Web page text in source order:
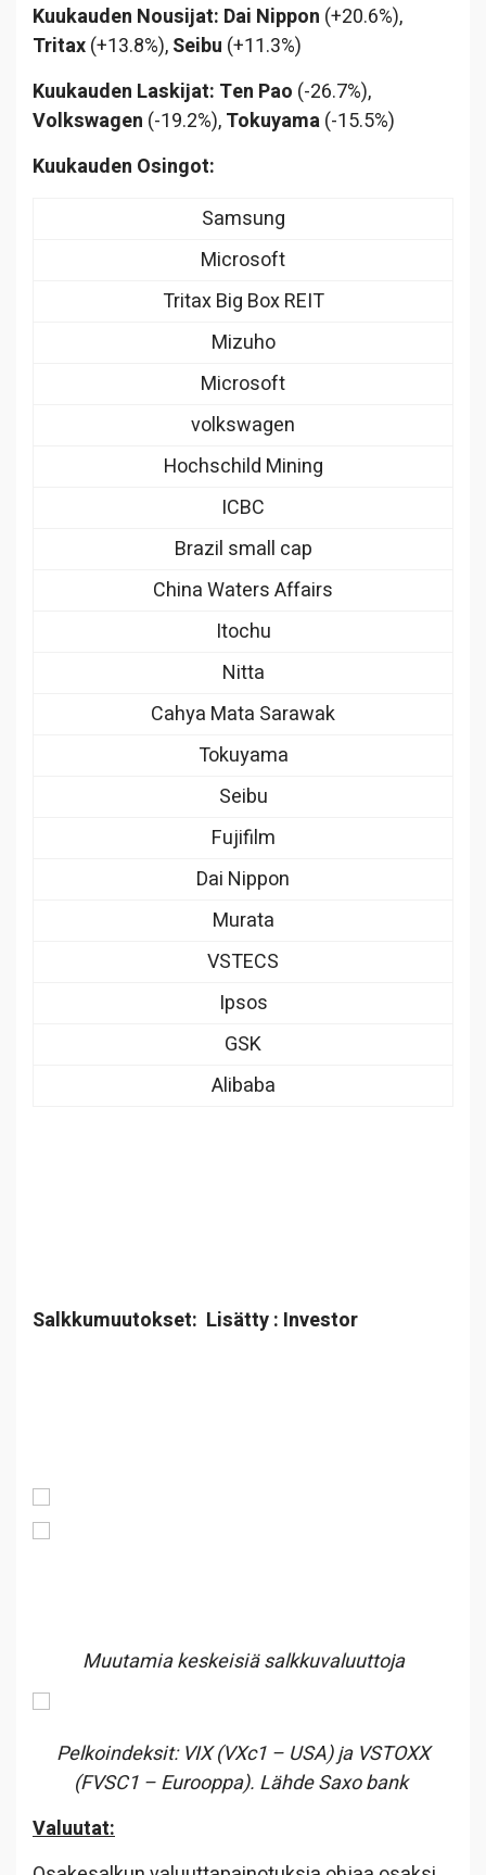
Kuukauden Nousijat: Dai Nippon (+20.6%),
Tritax(+13.8%),Seibu (+11.3%)
Kuukauden Laskijat: Ten Pao (-26.7%),
Volkswagen (-19.2%),Tokuyama(-15.5%)
Kuukauden Osingot:
Samsung
Microsoft
Tritax Big Box REIT
Mizuho
Microsoft
volkswagen
Hochschild Mining
ICBC
Brazil small cap
China Waters Affairs
Itochu
Nitta
Cahya Mata Sarawak
Tokuyama
Seibu
Fujifilm
Dai Nippon
Murata
VSTECS
Ipsos
GSK
Alibaba
Salkkumuutokset: Lisätty : Investor
Muutamia keskeisiä salkkuvaluuttoja
Pelkoindeksit: VIX (VXc1 – USA) ja VSTOXX
(FVSC1 – Eurooppa). Lähde Saxo bank
Valuutat: